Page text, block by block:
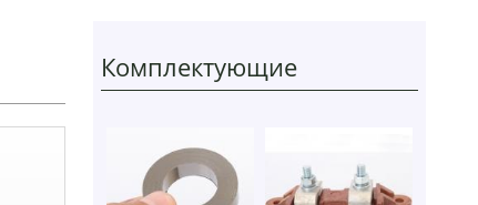
Комплектующие